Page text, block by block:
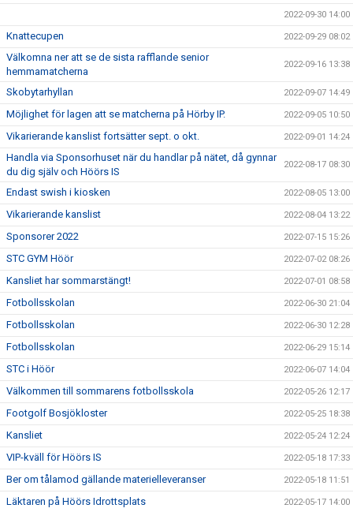
2022-09-30 14:00
Knattecupen 2022-09-29 08:02
Välkomna ner att se de sista rafflande senior
hemmamatcherna
2022-09-16 13:38
Skobytarhyllan 2022-09-07 14:49
Möjlighet för lagen att se matcherna på Hörby IP. 2022-09-05 10:50
Vikarierande kanslist fortsätter sept. o okt. 2022-09-01 14:24
Handla via Sponsorhuset när du handlar på nätet, då gynnar
du dig själv och Höörs IS
2022-08-17 08:30
Endast swish i kiosken 2022-08-05 13:00
Vikarierande kanslist 2022-08-04 13:22
Sponsorer 2022 2022-07-15 15:26
STC GYM Höör 2022-07-02 08:26
Kansliet har sommarstängt! 2022-07-01 08:58
Fotbollsskolan 2022-06-30 21:04
Fotbollsskolan 2022-06-30 12:28
Fotbollsskolan 2022-06-29 15:14
STC i Höör 2022-06-07 14:04
Välkommen till sommarens fotbollsskola 2022-05-26 12:17
Footgolf Bosjökloster 2022-05-25 18:38
Kansliet 2022-05-24 12:24
VIP-kväll för Höörs IS 2022-05-18 17:33
Ber om tålamod gällande materielleveranser 2022-05-18 11:51
Läktaren på Höörs Idrottsplats 2022-05-17 14:00